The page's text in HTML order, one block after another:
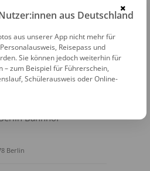
Bahnhof
Berlin
×
aus Deutschland
aus unserer App nicht mehr für
Reisepass und
Sie können jedoch weiterhin für
– zum Beispiel für Führerschein,
Schülerausweis oder Online-